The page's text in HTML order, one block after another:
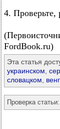
4. Проверьте,
FordBook.ru)
Эта статья
украинском
словацком
Проверка статьи: